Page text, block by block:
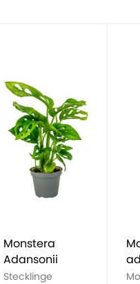
Monstera
Adansonii
Stecklinge